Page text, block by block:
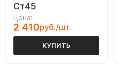
Ст45
Цена:
2 410руб./шт.
КУПИТЬ